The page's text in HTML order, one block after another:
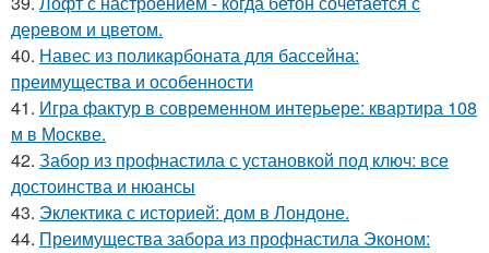
деревом и цветом.
40. Навес из поликарбоната для бассейна:
преимущества и особенности
41. Игра фактур в современном интерьере: квартира 108
м в Москве.
42. Забор из профнастила с установкой под ключ: все
достоинства и нюансы
43. Эклектика с историей: дом в Лондоне.
44. Преимущества забора из профнастила Эконом: